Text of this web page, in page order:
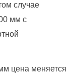
случае
мм с
цена меняется